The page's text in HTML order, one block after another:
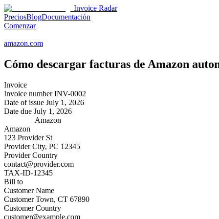
Invoice Radar
PreciosBlogDocumentación
Comenzar
amazon.com
Cómo descargar facturas de Amazon
Invoice
Invoice numberINV-0002
Date of issue July 1, 2026
Date due July 1, 2026
Amazon
Amazon
123 Provider St
Provider City, PC 12345
Provider Country
contact@provider.com
TAX-ID-12345
Bill to
Customer Name
Customer Town, CT 67890
Customer Country
customer@example.com